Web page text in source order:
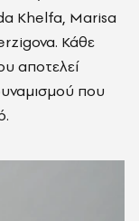
Khelfa, Marisa
Κάθε
αποτελεί
που